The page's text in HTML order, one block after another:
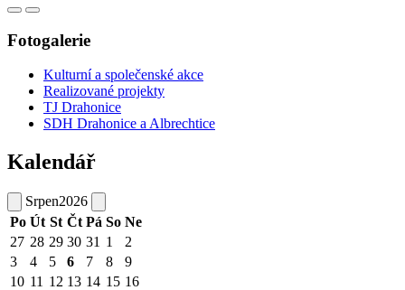
Fotogalerie
Kulturní a společenské akce
Realizované projekty
TJ Drahonice
SDH Drahonice a Albrechtice
Kalendář
Srpen2026
Po Út St Čt Pá So Ne
27 28 29 30 31 1
2
3
4 5 6 7 8
9
10 11 12 13 14 15 16